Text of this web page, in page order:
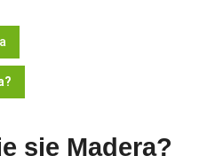
się Madera?